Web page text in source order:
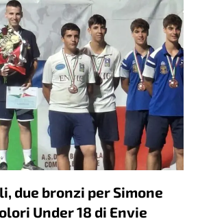
due bronzi per Simone
Under 18 di Envie